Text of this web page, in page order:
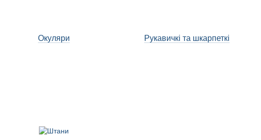
Окуляри Рукавичкі та шкарпеткі